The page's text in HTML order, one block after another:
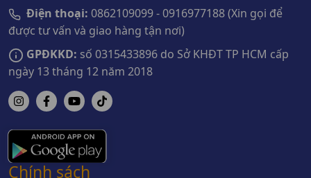
Điện thoại: 0862109099 - 0916977188 (Xin gọi để
được tư vấn và giao hàng tận nơi)
GPĐKKD: số 0315433896 do Sở KHĐT TP HCM cấp
ngày 13 tháng 12 năm 2018
Chính sách